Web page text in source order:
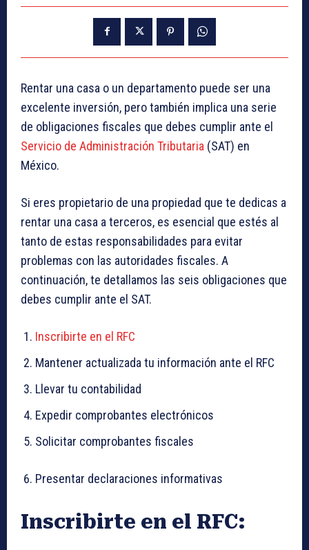
Rentar una casa o un departamento puede ser una
excelente inversión, pero también implica una serie
de obligaciones fiscales que debes cumplir ante el
Servicio de Administración Tributaria (SAT) en
México.
Si eres propietario de una propiedad que te dedicas a
rentar una casa a terceros, es esencial que estés al
tanto de estas responsabilidades para evitar
problemas con las autoridades fiscales. A
continuación, te detallamos las seis obligaciones que
debes cumplir ante el SAT.
Inscribirte en el RFC
Mantener actualizada tu información ante el RFC
Llevar tu contabilidad
Expedir comprobantes electrónicos
Solicitar comprobantes fiscales
Presentar declaraciones informativas
Inscribirte en el RFC: